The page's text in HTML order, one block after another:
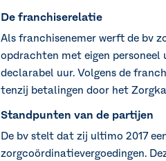
De franchiserelatie
Als franchisenemer werft de bv
opdrachten met eigen personeel
declarabel uur. Volgens de
tenzij betalingen door het
Standpunten van de partijen
De bv stelt dat zij ultimo 2017
zorgcoördinatievergoedingen.